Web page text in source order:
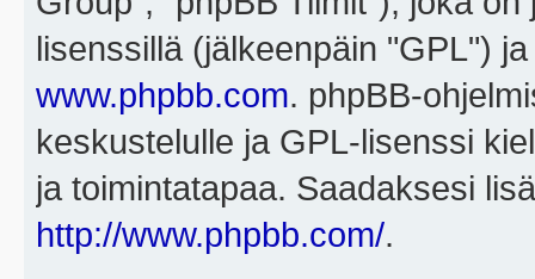
lisenssillä (jälkeenpäin "GPL")
www.phpbb.com. phpBB-
keskustelulle ja GPL-lisenssi
ja toimintatapaa. Saadaksesi
http://www.phpbb.com/.